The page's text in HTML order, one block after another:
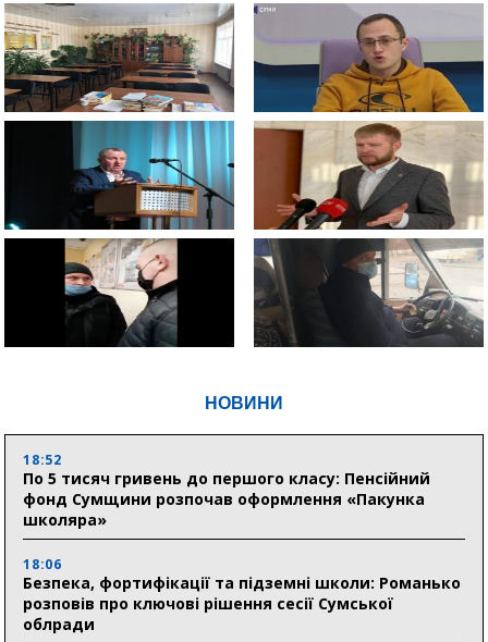
НОВИНИ
18:52
По 5 тисяч гривень до першого класу: Пенсійний
фонд Сумщини розпочав оформлення «Пакунка
школяра»
18:06
Безпека, фортифікації та підземні школи: Романько
розповів про ключові рішення сесії Сумської
облради